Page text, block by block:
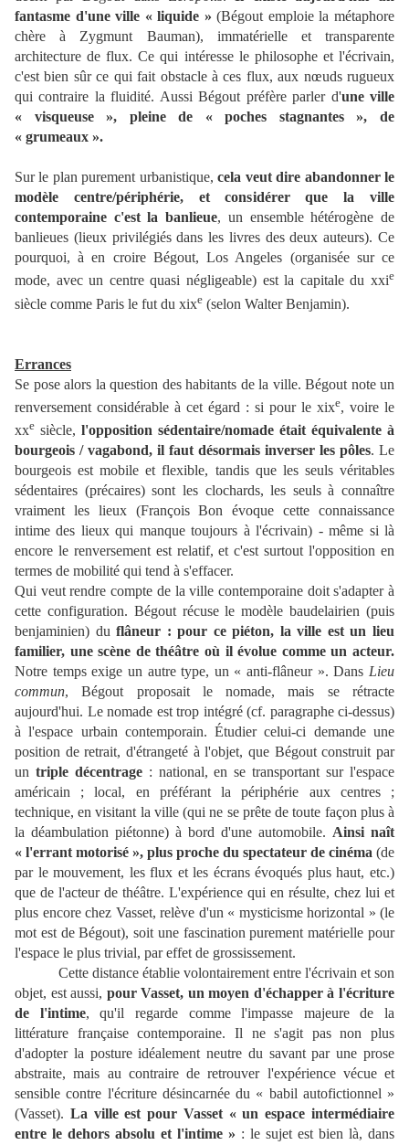
fantasme d'une ville « liquide » (Bégout emploie la métaphore
chère à Zygmunt Bauman), immatérielle et transparente
architecture de flux. Ce qui intéresse le philosophe et l'écrivain,
c'est bien sûr ce qui fait obstacle à ces flux, aux nœuds rugueux
qui contraire la fluidité. Aussi Bégout préfère parler d'une ville
« visqueuse », pleine de « poches stagnantes », de
« grumeaux ».
Sur le plan purement urbanistique,cela veut dire abandonner le
modèle centre/périphérie, et considérer que la ville
contemporaine c'est la banlieue, un ensemble hétérogène de
banlieues (lieux privilégiés dans les livres des deux auteurs). Ce
pourquoi, à en croire Bégout, Los Angeles (organisée sur ce
mode, avec un centre quasi négligeable) est la capitale du xxie
siècle comme Paris le fut du xixe (selon Walter Benjamin).
Errances
Se pose alors la question des habitants de la ville. Bégout note un
renversement considérable à cet égard : si pour le xixe, voire le
xxe siècle, l'opposition sédentaire/nomade était équivalente à
bourgeois / vagabond, il faut désormais inverser les pôles. Le
bourgeois est mobile et flexible, tandis que les seuls véritables
sédentaires (précaires) sont les clochards, les seuls à connaître
vraiment les lieux (François Bon évoque cette connaissance
intime des lieux qui manque toujours à l'écrivain) - même si là
encore le renversement est relatif, et c'est surtout l'opposition en
termes de mobilité qui tend à s'effacer.
Qui veut rendre compte de la ville contemporaine doit s'adapter à
cette configuration. Bégout récuse le modèle baudelairien (puis
benjaminien) duflâneur : pour ce piéton, la ville est un lieu
familier, une scène de théâtre où il évolue comme un acteur.
Notre temps exige un autre type, un « anti-flâneur ». Dans Lieu
commun, Bégout proposait le nomade, mais se rétracte
aujourd'hui. Le nomade est trop intégré (cf. paragraphe ci-dessus)
à l'espace urbain contemporain. Étudier celui-ci demande une
position de retrait, d'étrangeté à l'objet, que Bégout construit par
un triple décentrage: national, en se transportant sur l'espace
américain ; local, en préférant la périphérie aux centres ;
technique, en visitant la ville (qui ne se prête de toute façon plus à
la déambulation piétonne) à bord d'une automobile. Ainsi naît
« l'errant motorisé », plus proche du spectateur de cinéma (de
par le mouvement, les flux et les écrans évoqués plus haut, etc.)
que de l'acteur de théâtre. L'expérience qui en résulte, chez lui et
plus encore chez Vasset, relève d'un « mysticisme horizontal » (le
mot est de Bégout), soit une fascination purement matérielle pour
l'espace le plus trivial, par effet de grossissement.
Cette distance établie volontairement entre l'écrivain et son
objet, est aussi, pour Vasset, un moyen d'échapper à l'écriture
de l'intime, qu'il regarde comme l'impasse majeure de la
littérature française contemporaine. Il ne s'agit pas non plus
d'adopter la posture idéalement neutre du savant par une prose
abstraite, mais au contraire de retrouver l'expérience vécue et
sensible contre l'écriture désincarnée du « babil autofictionnel »
(Vasset). La ville est pour Vasset « un espace intermédiaire
entre le dehors absolu et l'intime » : le sujet est bien là, dans